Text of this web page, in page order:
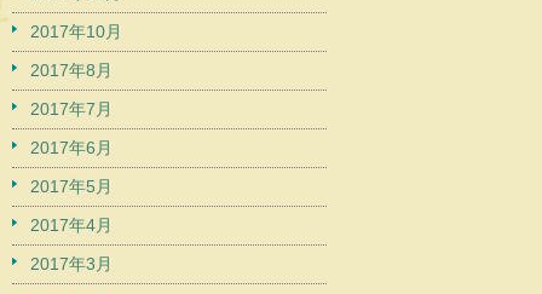
2017年10月
2017年8月
2017年7月
2017年6月
2017年5月
2017年4月
2017年3月